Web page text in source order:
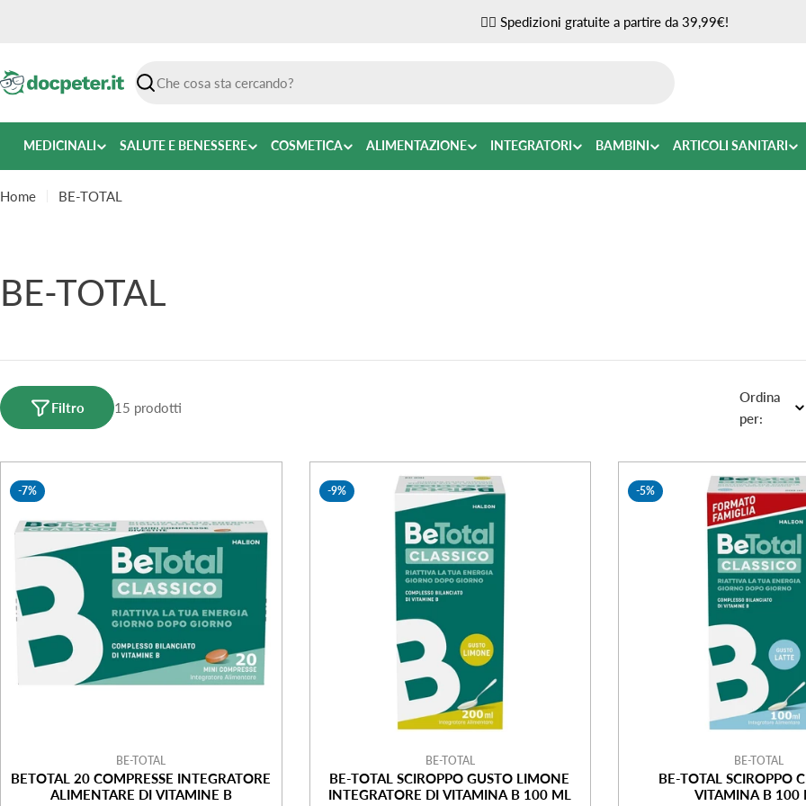
✌🏼 Spedizioni gratuite a partire da 39,99€!
Ricerca
MEDICINALI SALUTE E BENESSERE COSMETICA ALIMENTAZIONE INTEGRATORI BAMBINI ARTICOLI SANITARI
Home BE-TOTAL
C
l
e
z
o
BE-TOTAL
15 prodotti
Filtro
Ordina
per:
-7%
BE-TOTAL
BETOTAL 20 COMPRESSE INTEGRATORE
ALIMENTARE DI VITAMINE B
-9%
BE-TOTAL
BE-TOTAL SCIROPPO GUSTO LIMONE
INTEGRATORE DI VITAMINA B 100 ML
-5%
BE-TOTAL
BE-TOTAL SCIROPPO
VITAMINA B 100